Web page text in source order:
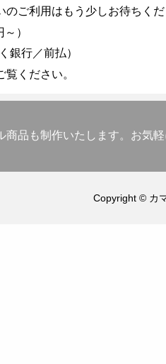
のご利用はもう少しお待ちく
）
く銀行／前払）
覧ください。
商品も制作いたします。お気
Copyright © カ